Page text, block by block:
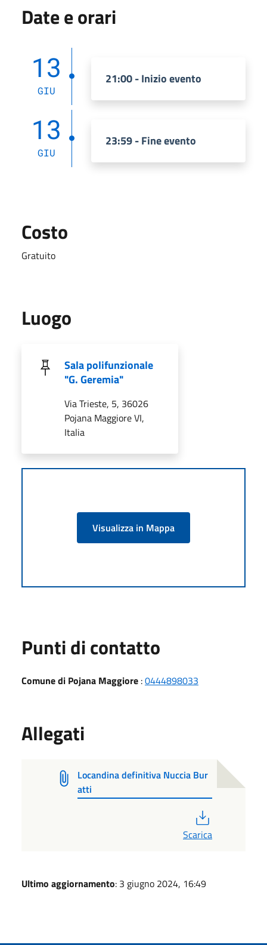
Date e orari
13
GIU
21:00 - Inizio evento
13
GIU
23:59 - Fine evento
Costo
Gratuito
Luogo
Sala polifunzionale
"G. Geremia"
Via Trieste, 5, 36026
Pojana Maggiore VI,
Italia
Visualizza in Mappa
Punti di contatto
Comune di Pojana Maggiore :0444898033
Allegati
Locandina definitiva Nuccia Bur
atti
Scarica
Ultimo aggiornamento: 3 giugno 2024, 16:49